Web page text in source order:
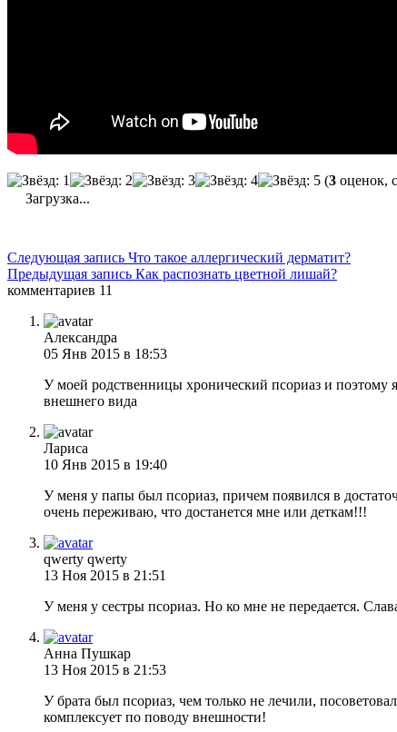
(3 оценок,
Загрузка...
Следующая запись Что такое аллергический дерматит?
Предыдущая запись Как распознать цветной лишай?
комментариев 11
Александра
05 Янв 2015 в 18:53
У моей родственницы хронический псориаз и поэтому
внешнего вида
Лариса
10 Янв 2015 в 19:40
У меня у папы был псориаз, причем появился в
очень переживаю, что достанется мне или деткам!!!
qwerty qwerty
13 Ноя 2015 в 21:51
У меня у сестры псориаз. Но ко мне не передается.
Анна Пушкар
13 Ноя 2015 в 21:53
У брата был псориаз, чем только не лечили,
комплексует по поводу внешности!